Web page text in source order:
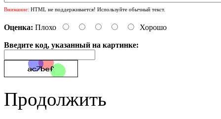
Внимание: HTML не поддерживается! Используйте обычный текст.
Оценка: Плохо Хорошо
Введите код, указанный на картинке:
Продолжить